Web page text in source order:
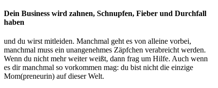
Dein Business wird zahnen, Schnupfen, Fieber und Durchfall
haben
und du wirst mitleiden. Manchmal geht es von alleine vorbei,
manchmal muss ein unangenehmes Zäpfchen verabreicht werden.
Wenn du nicht mehr weiter weißt, dann frag um Hilfe. Auch wenn
es dir manchmal so vorkommen mag: du bist nicht die einzige
Mom(preneurin) auf dieser Welt.